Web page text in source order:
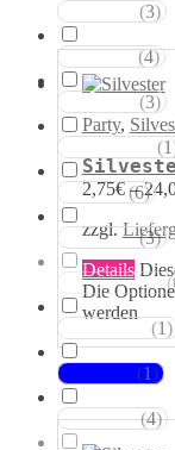
Party,
2,75€–
zzgl.
Details
Die
werden
(3)
(4)
(3)
(1
Rottöne (6)
Rosatöne (3)
Magentatöne (
(1)
(1)
Grüntöne (4)